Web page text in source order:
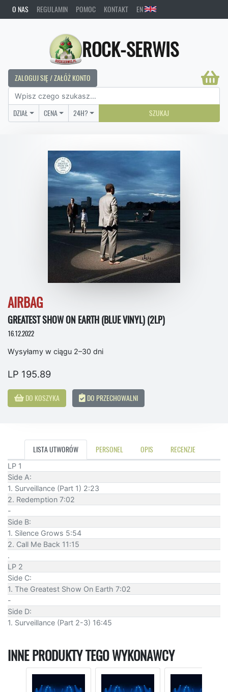
O NAS REGULAMIN POMOC KONTAKT EN
ROCK-SERWIS
ZALOGUJ SIĘ / ZAŁÓŻ KONTO
DZIAŁ CENA 24H? SZUKAJ
AIRBAG
GREATEST SHOW ON EARTH (BLUE VINYL) (2LP)
16.12.2022
Wysyłamy w ciągu 2–30 dni
LP 195.89
DO KOSZYKA DO PRZECHOWALNI
LISTA UTWORÓW PERSONEL OPIS RECENZJE
LP 1
Side A:
1. Surveillance (Part 1) 2:23
2. Redemption 7:02
-
Side B:
1. Silence Grows 5:54
2. Call Me Back 11:15
.
LP 2
Side C:
1. The Greatest Show On Earth 7:02
-
Side D:
1. Surveillance (Part 2-3) 16:45
INNE PRODUKTY TEGO WYKONAWCY